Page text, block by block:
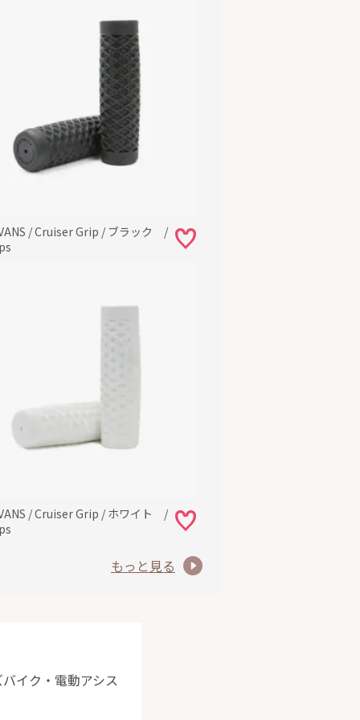
/ Cruiser Grip / ブラック /
/ Cruiser Grip / ホワイト /
もっと見る
イク・電動アシス